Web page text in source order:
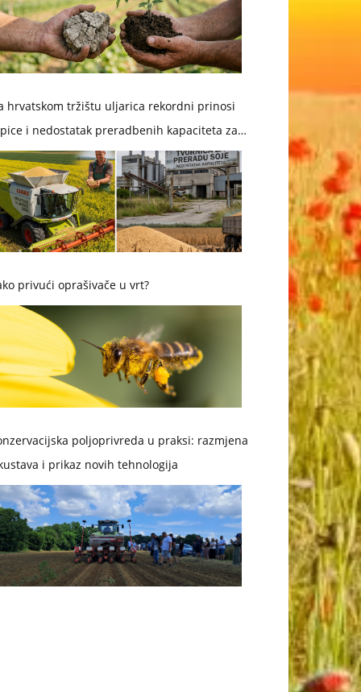
hrvatskom tržištu uljarica rekordni prinosi
i nedostatak preradbenih kapaciteta za
privući oprašivače u vrt?
poljoprivreda u praksi: razmjena
i prikaz novih tehnologija